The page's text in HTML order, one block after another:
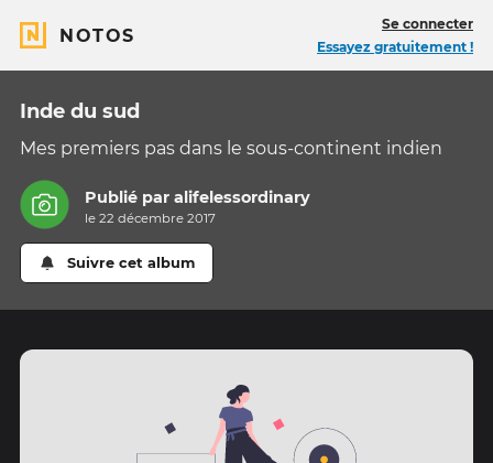
NOTOS
Se connecter
Essayez gratuitement !
Inde du sud
Mes premiers pas dans le sous-continent indien
Publié paralifelessordinary
le 22 décembre 2017
Suivre cet album